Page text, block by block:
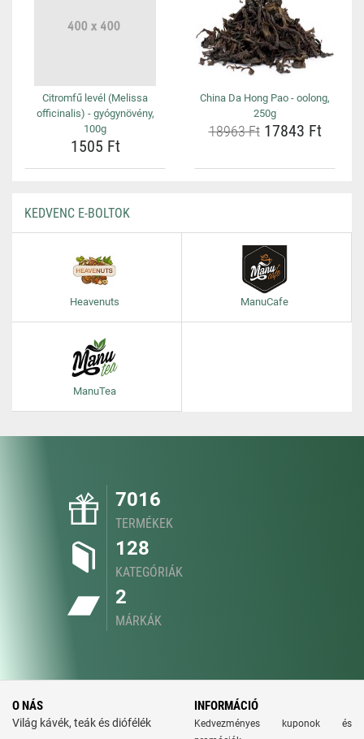
Citromfű levél (Melissa
officinalis) - gyógynövény,
100g
1505 Ft
China Da Hong Pao - oolong,
250g
18963 Ft17843 Ft
KEDVENC E-BOLTOK
Heavenuts ManuCafe
ManuTea
7016
TERMÉKEK
128
KATEGÓRIÁK
2
MÁRKÁK
O NÁS
Világ kávék, teák és diófélék
INFORMÁCIÓ
Kedvezményes kuponok és